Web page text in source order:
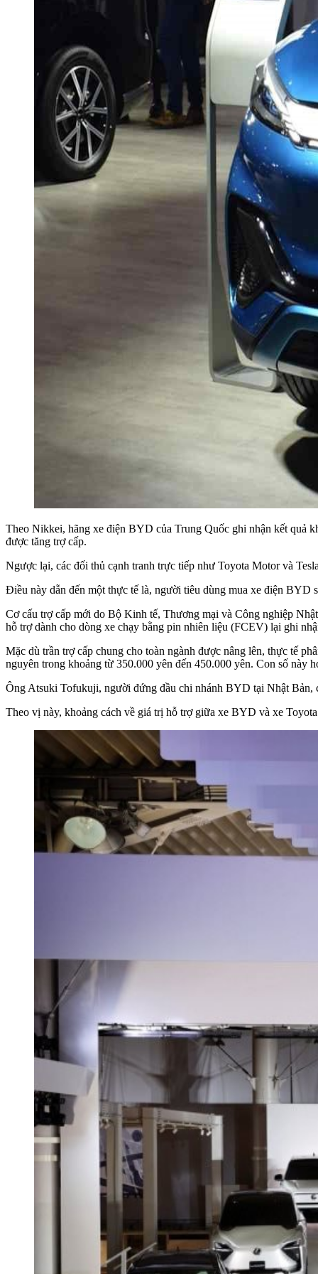
Theo Nikkei, hãng xe điện BYD của Trung Quốc ghi nhận kết quả
được tăng trợ cấp.
Ngược lại, các đối thủ cạnh tranh trực tiếp như Toyota Motor và
Điều này dẫn đến một thực tế là, người tiêu dùng mua xe điện BYD
Cơ cấu trợ cấp mới do Bộ Kinh tế, Thương mại và Công nghiệp
hỗ trợ dành cho dòng xe chạy bằng pin nhiên liệu (FCEV) lại ghi
Mặc dù trần trợ cấp chung cho toàn ngành được nâng lên, thực tế
nguyên trong khoảng từ 350.000 yên đến 450.000 yên. Con số này
Ông Atsuki Tofukuji, người đứng đầu chi nhánh BYD tại Nhật Bản,
Theo vị này, khoảng cách về giá trị hỗ trợ giữa xe BYD và xe